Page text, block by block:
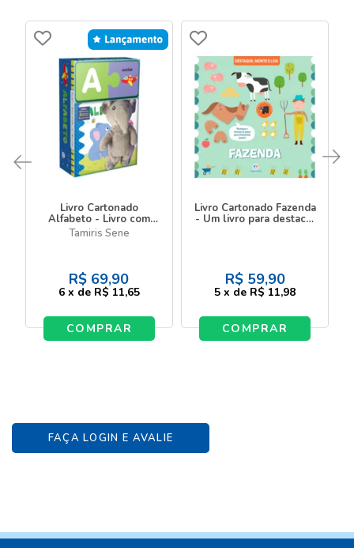
Livro Cartonado
Alfabeto - Livro com
pelúcia e quebra-
Tamiris Sene
R$ 69,90
6 x de R$ 11,65
COMPRAR
Livro Cartonado Fazenda
- Um livro para destacar
R$ 59,90
5 x de R$ 11,98
COMPRAR
FAÇA LOGIN E AVALIE